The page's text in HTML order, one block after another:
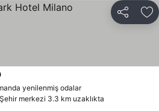
Paylaş
yenilenmiş odalar
Şehir merkezi 3.3 km uzaklıkta